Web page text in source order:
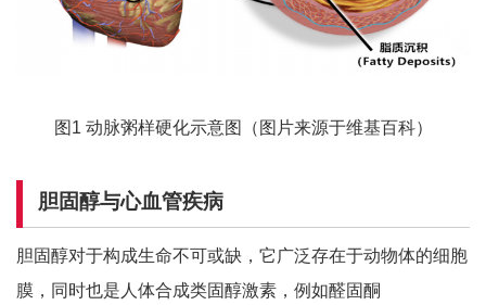
图1 动脉粥样硬化示意图（图片来源于维基百科）
胆固醇与心血管疾病
胆固醇对于构成生命不可或缺，它广泛存在于动物体的细胞
膜，同时也是人体合成类固醇激素，例如醛固酮